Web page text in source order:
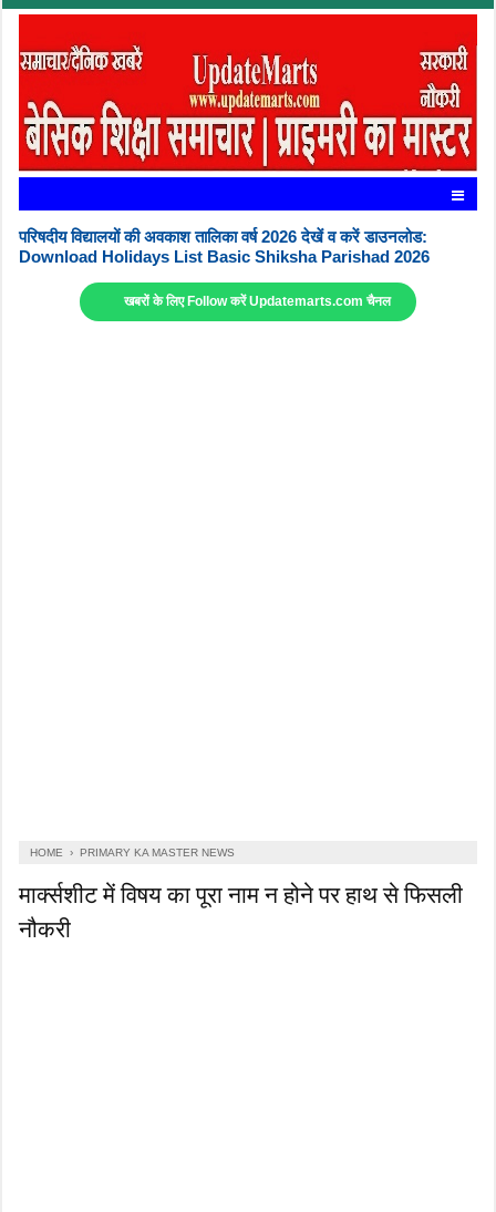
परिषदीय विद्यालयों की अवकाश तालिका वर्ष 2026 देखें व करें डाउनलोड:
Download Holidays List Basic Shiksha Parishad 2026
खबरों के लिए Follow करें Updatemarts.com चैनल
HOME › PRIMARY KA MASTER NEWS
मार्क्सशीट में विषय का पूरा नाम न होने पर हाथ से फिसली
नौकरी